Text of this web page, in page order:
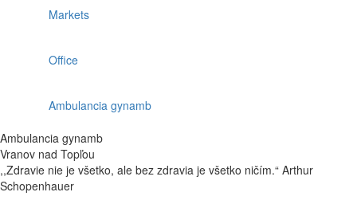
Markets
Office
Ambulancia gynamb
Ambulancia gynamb
Vranov nad Topľou
,,Zdravie nie je všetko, ale bez zdravia je všetko ničím.“ Arthur
Schopenhauer